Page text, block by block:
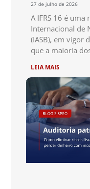
27 de julho de 2026
A IFRS 16 é
Internacional de
(IASB), em vigor
que a maioria
LEIA MAIS